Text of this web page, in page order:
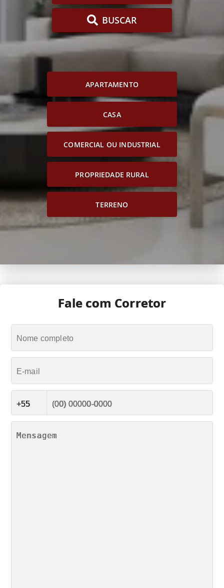
BUSCAR
APARTAMENTO
CASA
COMERCIAL OU INDUSTRIAL
PROPRIEDADE RURAL
TERRENO
Fale com Corretor